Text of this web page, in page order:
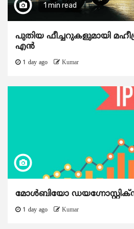
1 min read
പുതിയ ഫീച്ചറുകളുമായി
എൻ
1 day ago Kumar
മോൾബിയോ
1 day ago Kumar